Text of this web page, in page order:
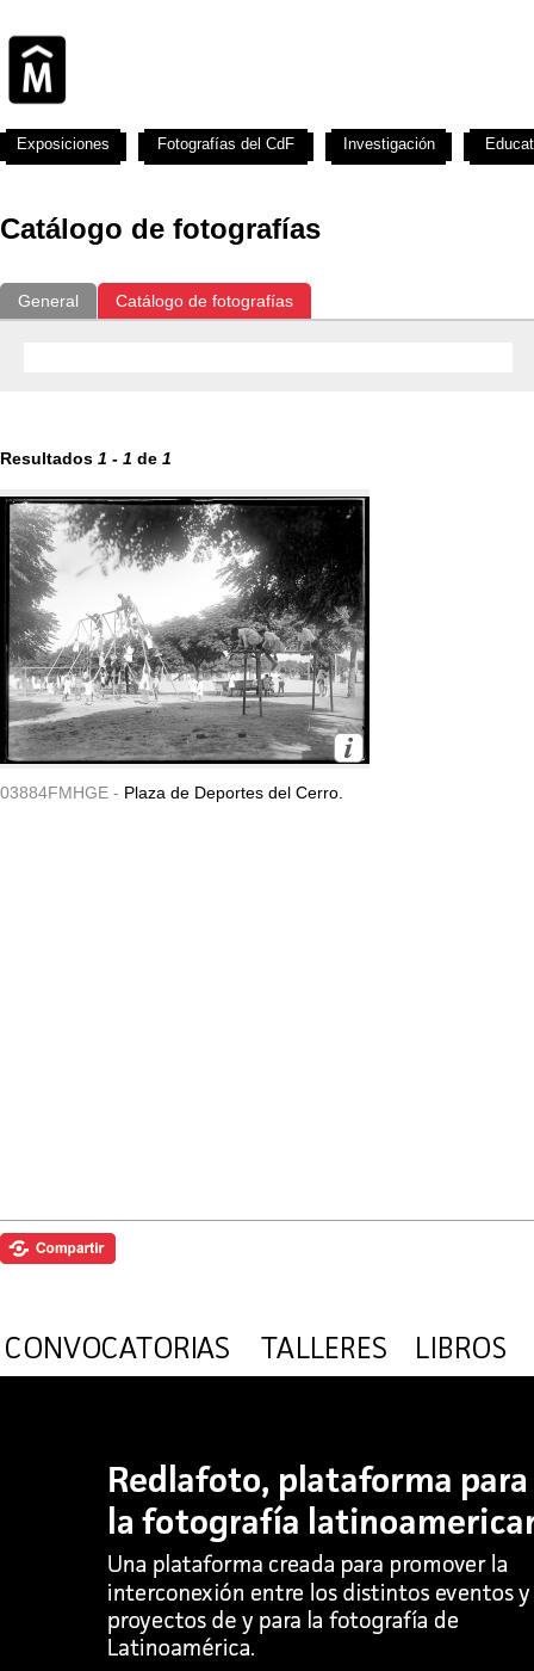
Catálogo de fotografías
General Catálogo de fotografías
Resultados 1 - 1 de 1
03884FMHGE - Plaza de Deportes del Cerro.
Exposiciones Fotografías del CdF Investigación